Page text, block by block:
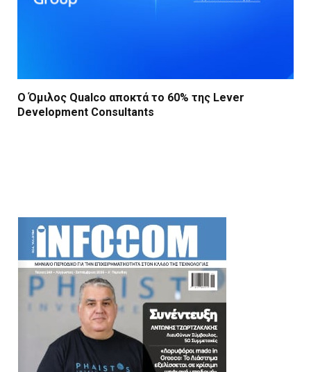
Ο Όμιλος Qualco αποκτά το 60% της Lever
Development Consultants